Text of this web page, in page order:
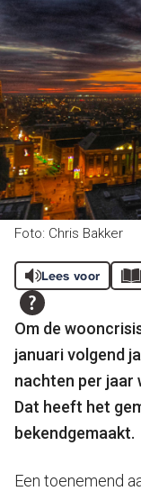
Foto: Chris Bakker
Lees voor
Om de
januari volgend
nachten per jaar
Dat heeft het
bekendgemaakt.
Een toenemend